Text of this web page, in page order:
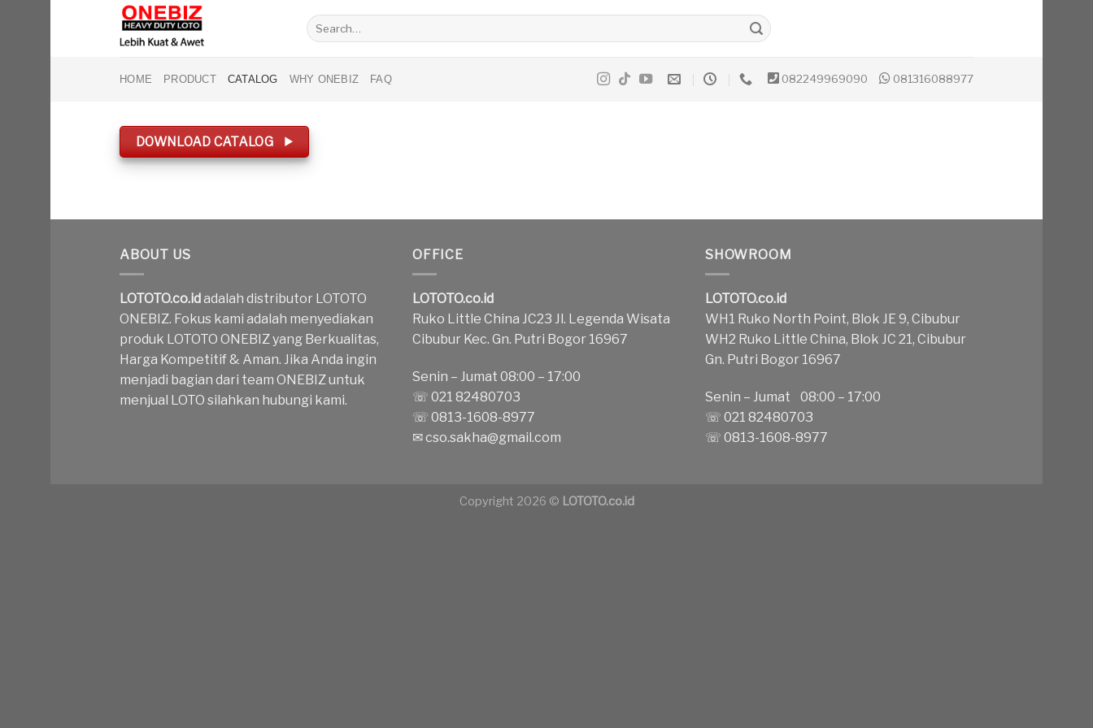
Search
for:
HOME PRODUCT CATALOG WHY ONEBIZ FAQ 082249969090 081316088977
DOWNLOAD CATALOG
ABOUT US
LOTOTO.co.idadalah distributor LOTOTO
ONEBIZ. Fokus kami adalah menyediakan
produk LOTOTO ONEBIZ yang Berkualitas,
Harga Kompetitif & Aman. Jika Anda ingin
menjadi bagian dari team ONEBIZ untuk
menjual LOTO silahkan hubungi kami.
OFFICE
LOTOTO.co.id
Ruko Little China JC23 Jl. Legenda Wisata
Cibubur Kec. Gn. Putri Bogor 16967
Senin – Jumat 08:00 – 17:00
☏ 021 82480703
☏ 0813-1608-8977
✉cso.sakha@gmail.com
SHOWROOM
LOTOTO.co.id
WH1 Ruko North Point, Blok JE 9, Cibubur
WH2 Ruko Little China, Blok JC 21, Cibubur
Gn. Putri Bogor 16967
Senin – Jumat 08:00 – 17:00
☏ 021 82480703
☏ 0813-1608-8977
Copyright 2026 © LOTOTO.co.id